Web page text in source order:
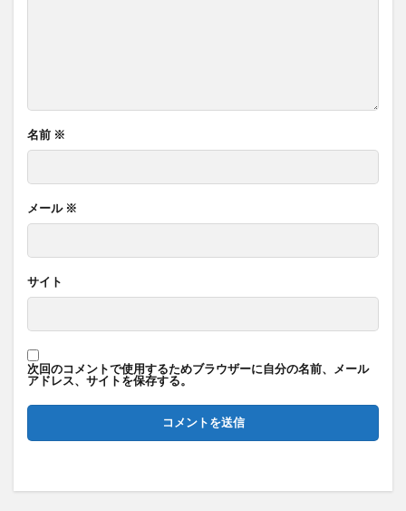
名前 ※
メール ※
サイト
次回のコメントで使用するためブラウザーに自分の名前、メール
アドレス、サイトを保存する。